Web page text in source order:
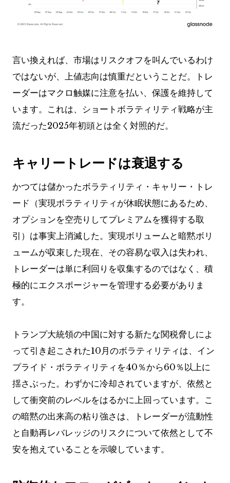
言い換えれば、市場はリスクオフを叫んでいるわけ
ではないが、上値志向は慎重だということだ。トレ
ーダーはマクロ触媒に注意を払い、保護を維持して
います。これは、ショートボラティリティ戦略が主
流だった2025年初頭とは全く対照的だ。
キャリートレードは衰退する
かつては儲かったボラティリティ・キャリー・トレ
ード（実現ボラティリティが休眠状態にあるため、
オプションを空売りしてプレミアムを獲得する取
引）は事実上消滅した。実現ボリュームと暗黙ボリ
ュームが収束した現在、その容易な収入は失われ、
トレーダーは単に利回りを収集するのではなく、積
極的にエクスポージャーを管理する必要がありま
す。
トランプ大統領の中国に対する新たな関税脅しによ
って引き起こされた10月のボラティリティは、イン
プライド・ボラティリティを40％から60％以上に
揺さぶった。わずかに冷却されていますが、依然と
して衝突前のレベルをはるかに上回っています。こ
の暗黙の出来高の粘り強さは、トレーダーが流動性
と自動再レバレッジのリスクについて依然として不
安を抱えていることを示唆しています。